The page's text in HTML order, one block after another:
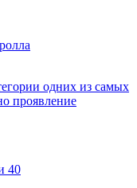
одних из самых
проявление
40